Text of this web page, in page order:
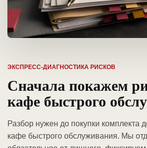
ЭКСПРЕСС-ДИАГНОСТИКА РИСКОВ
Сначала покажем
кафе быстрого
Разбор нужен до покупки комплекта
кафе быстрого обслуживания. Мы